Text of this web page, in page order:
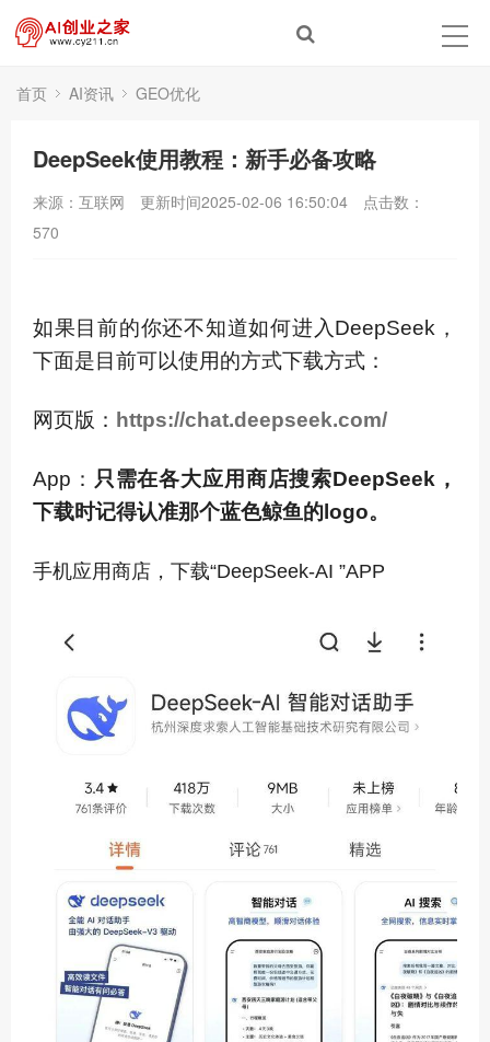
首页 AI资讯 GEO优化
DeepSeek使用教程：新手必备攻略
来源：互联网 更新时间2025-02-06 16:50:04
点击数：
570
如果目前的你还不知道如何进入DeepSeek，
下面是目前可以使用的方式下载方式：
网页版： https://chat.deepseek.com/
App： 只需在各大应用商店搜索DeepSeek，
下载时记得认准那个蓝色鲸鱼的logo。
手机应用商店，下载“DeepSeek-AI ”APP